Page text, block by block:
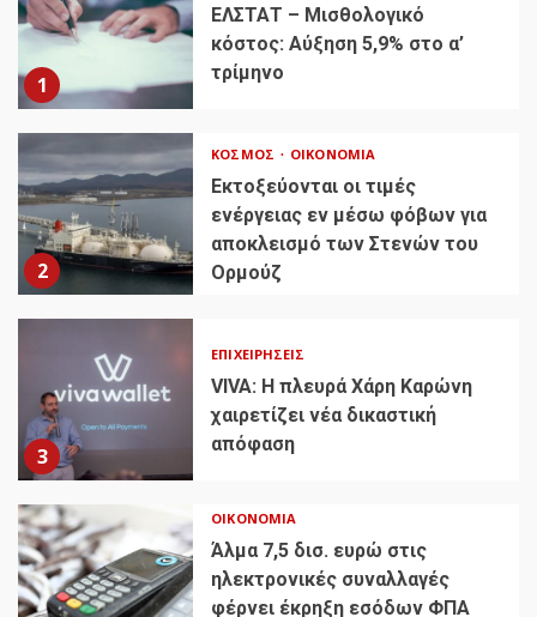
1
ΕΛΣΤΑΤ – Μισθολογικό
κόστος: Αύξηση 5,9% στο α’
τρίμηνο
2
ΚΌΣΜΟΣ ΟΙΚΟΝΟΜΊΑ
Εκτοξεύονται οι τιμές
ενέργειας εν μέσω φόβων για
αποκλεισμό των Στενών του
Ορμούζ
3
ΕΠΙΧΕΙΡΉΣΕΙΣ
VIVA: Η πλευρά Χάρη Καρώνη
χαιρετίζει νέα δικαστική
απόφαση
ΟΙΚΟΝΟΜΊΑ
Άλμα 7,5 δισ. ευρώ στις
ηλεκτρονικές συναλλαγές
φέρνει έκρηξη εσόδων ΦΠΑ